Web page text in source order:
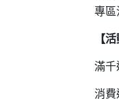
專區
【
滿千
消費